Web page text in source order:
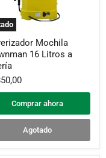
Mochila
16 Litros a
Comprar ahora
Agotado